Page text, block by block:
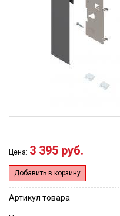
Цена: 3 395 руб.
Добавить в корзину
Артикул товара